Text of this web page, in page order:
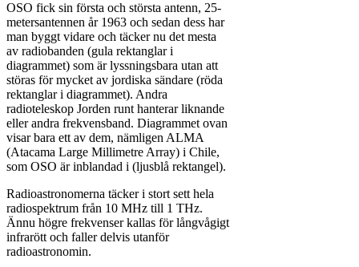
OSO fick sin första och största antenn, 25-
metersantennen år 1963 och sedan dess har
man byggt vidare och täcker nu det mesta
av radiobanden (gula rektanglar i
diagrammet) som är lyssningsbara utan att
störas för mycket av jordiska sändare (röda
rektanglar i diagrammet). Andra
radioteleskop Jorden runt hanterar liknande
eller andra frekvensband. Diagrammet ovan
visar bara ett av dem, nämligen ALMA
(Atacama Large Millimetre Array) i Chile,
som OSO är inblandad i (ljusblå rektangel).
Radioastronomerna täcker i stort sett hela
radiospektrum från 10 MHz till 1 THz.
Ännu högre frekvenser kallas för långvågigt
infrarött och faller delvis utanför
radioastronomin.